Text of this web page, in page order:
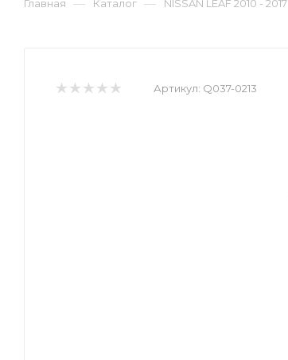
Главная — Каталог — NISSAN LEAF 2010 - 2017
Артикул: Q037-0213